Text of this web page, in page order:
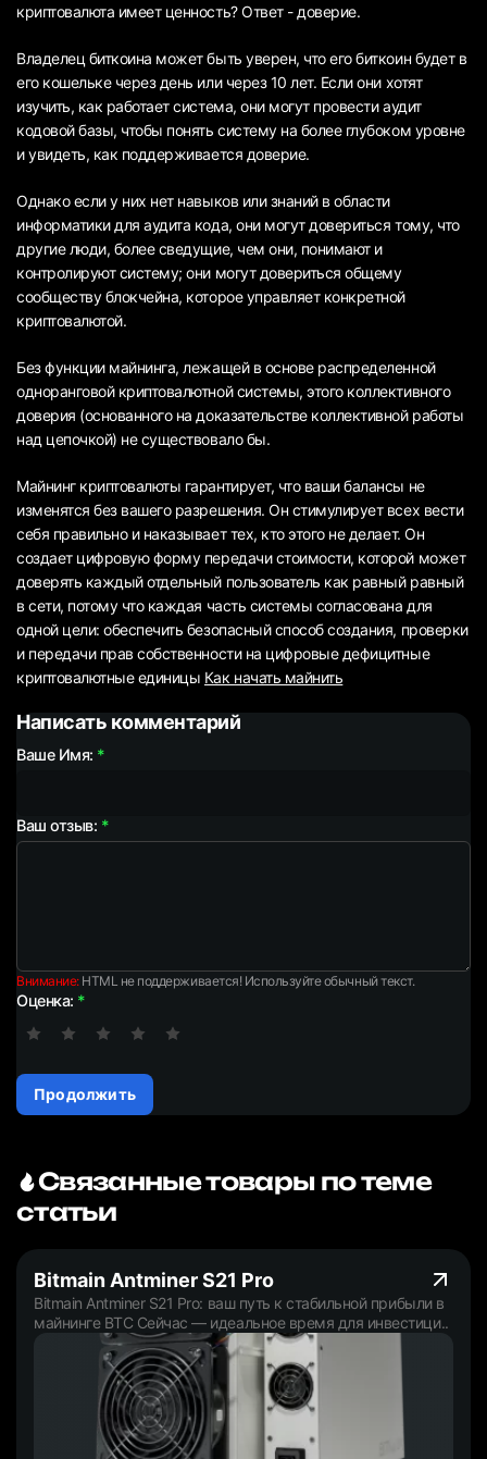
криптовалюта имеет ценность? Ответ - доверие.
Владелец биткоина может быть уверен, что его биткоин будет в
его кошельке через день или через 10 лет. Если они хотят
изучить, как работает система, они могут провести аудит
кодовой базы, чтобы понять систему на более глубоком уровне
и увидеть, как поддерживается доверие.
Однако если у них нет навыков или знаний в области
информатики для аудита кода, они могут довериться тому, что
другие люди, более сведущие, чем они, понимают и
контролируют систему; они могут довериться общему
сообществу блокчейна, которое управляет конкретной
криптовалютой.
Без функции майнинга, лежащей в основе распределенной
одноранговой криптовалютной системы, этого коллективного
доверия (основанного на доказательстве коллективной работы
над цепочкой) не существовало бы.
Майнинг криптовалюты гарантирует, что ваши балансы не
изменятся без вашего разрешения. Он стимулирует всех вести
себя правильно и наказывает тех, кто этого не делает. Он
создает цифровую форму передачи стоимости, которой может
доверять каждый отдельный пользователь как равный равный
в сети, потому что каждая часть системы согласована для
одной цели: обеспечить безопасный способ создания, проверки
и передачи прав собственности на цифровые дефицитные
криптовалютные единицы Как начать майнить
Написать комментарий
Ваше Имя:
Ваш отзыв:
Внимание:HTML не поддерживается! Используйте обычный текст.
Оценка:
Продолжить
Связанные товары по теме
статьи
Bitmain Antminer S21 Pro
Bitmain Antminer S21 Pro: ваш путь к стабильной прибыли в
майнинге BTC Сейчас — идеальное время для инвестици..